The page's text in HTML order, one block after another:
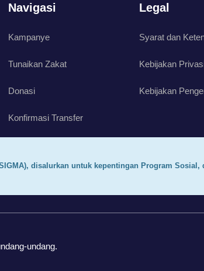
Navigasi
Kampanye
Tunaikan Zakat
Donasi
Konfirmasi Transfer
Legal
Syarat dan
Kebijakan
Kebijakan
disalurkan untuk kepentingan Program Sosial,
undang.